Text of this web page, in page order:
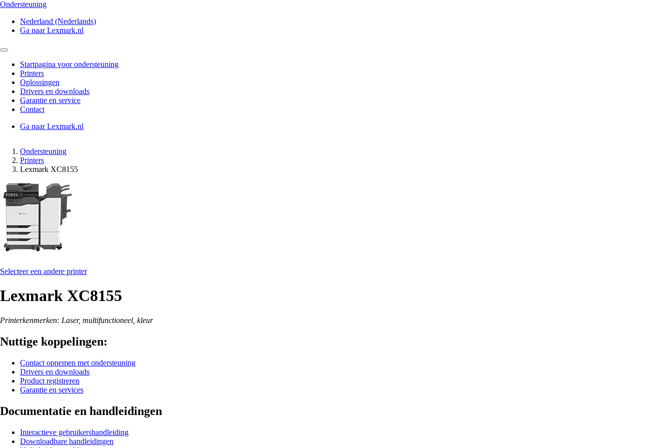
Ondersteuning
Nederland (Nederlands)
Ga naar Lexmark.nl
Startpagina voor ondersteuning
Printers
Oplossingen
Drivers en downloads
Garantie en service
Contact
Ga naar Lexmark.nl
Ondersteuning
Printers
Lexmark XC8155
Selecteer een andere printer
Lexmark XC8155
Printerkenmerken: Laser, multifunctioneel, kleur
Nuttige koppelingen:
Contact opnemen met ondersteuning
Drivers en downloads
Product registreren
Garantie en services
Documentatie en handleidingen
Interactieve gebruikershandleiding
Downloadbare handleidingen